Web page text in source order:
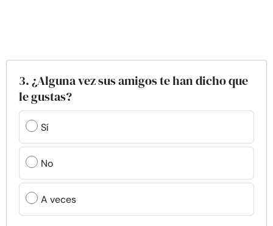
3. ¿Alguna vez sus amigos te han dicho que
le gustas?
Sí
No
A veces